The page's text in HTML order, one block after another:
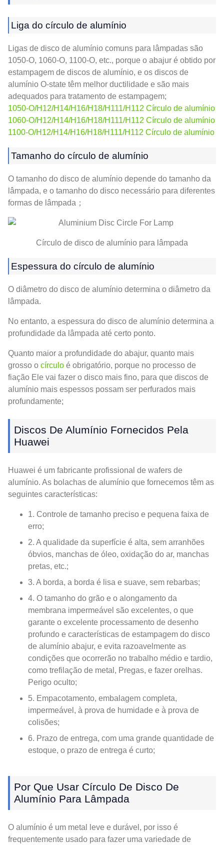
Liga do círculo de alumínio
Ligas de disco de alumínio comuns para lâmpadas são
1050-O, 1060-O, 1100-O, etc., porque o abajur é obtido por
estampagem de discos de alumínio, e os discos de
alumínio O-state têm melhor ductilidade e são mais
adequados para tratamento de estampagem;
1050-O/H12/H14/H16/H18/H111/H112 Círculo de alumínio
1060-O/H12/H14/H16/H18/H111/H112 Círculo de alumínio
1100-O/H12/H14/H16/H18/H111/H112 Círculo de alumínio
Tamanho do círculo de alumínio
O tamanho do disco de alumínio depende do tamanho da
lâmpada, e o tamanho do disco necessário para diferentes
formas de lâmpada；
Círculo de disco de alumínio para lâmpada
Espessura do círculo de alumínio
O diâmetro do disco de alumínio determina o diâmetro da
lâmpada.
No entanto, a espessura do disco de alumínio determina a
profundidade da lâmpada até certo ponto.
Quanto maior a profundidade do abajur, quanto mais
grosso o círculo é obrigatório, porque no processo de
fiação Ele vai fazer o disco mais fino, para que discos de
alumínio mais espessos possam ser perfurados mais
profundamente;
Discos De Alumínio Fornecidos Pela
Huawei
Huawei é um fabricante profissional de wafers de
alumínio. As bolachas de alumínio que fornecemos têm as
seguintes características:
1. Controle de tamanho preciso e pequena faixa de
erro;
2. A qualidade da superfície é alta, sem arranhões
óbvios, manchas de óleo, oxidação do ar, manchas
pretas, etc.;
3. A borda, a borda é lisa e suave, sem rebarbas;
4. O tamanho do grão e o alongamento da
membrana impermeável são excelentes, o que
garante o excelente processamento de desenho
profundo e características de estampagem do disco
de alumínio abajur, e evita razoavelmente as
condições que ocorrerão no trabalho médio e tardio,
como trefilação de metal, Pregas, e fazer orelhas.
Perigo oculto;
5. Empacotamento, embalagem completa,
impermeável, à prova de humidade e à prova de
colisões;
6. Prazo de entrega, com uma grande quantidade de
estoque, o prazo de entrega é curto;
Por Que Usar Círculo De Disco De
Alumínio Para Lâmpada
O alumínio é um metal leve e durável, por isso é
frequentemente usado para fazer uma variedade de